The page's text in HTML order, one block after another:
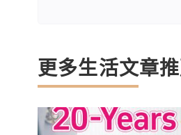
更多生活文章